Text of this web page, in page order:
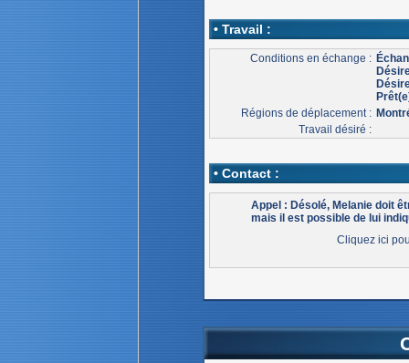
• Travail :
Conditions en échange :
Régions de déplacement :
Travail désiré :
• Contact :
Appel : Désolé, Melanie doit
mais il est possible de lui
Cliquez ici